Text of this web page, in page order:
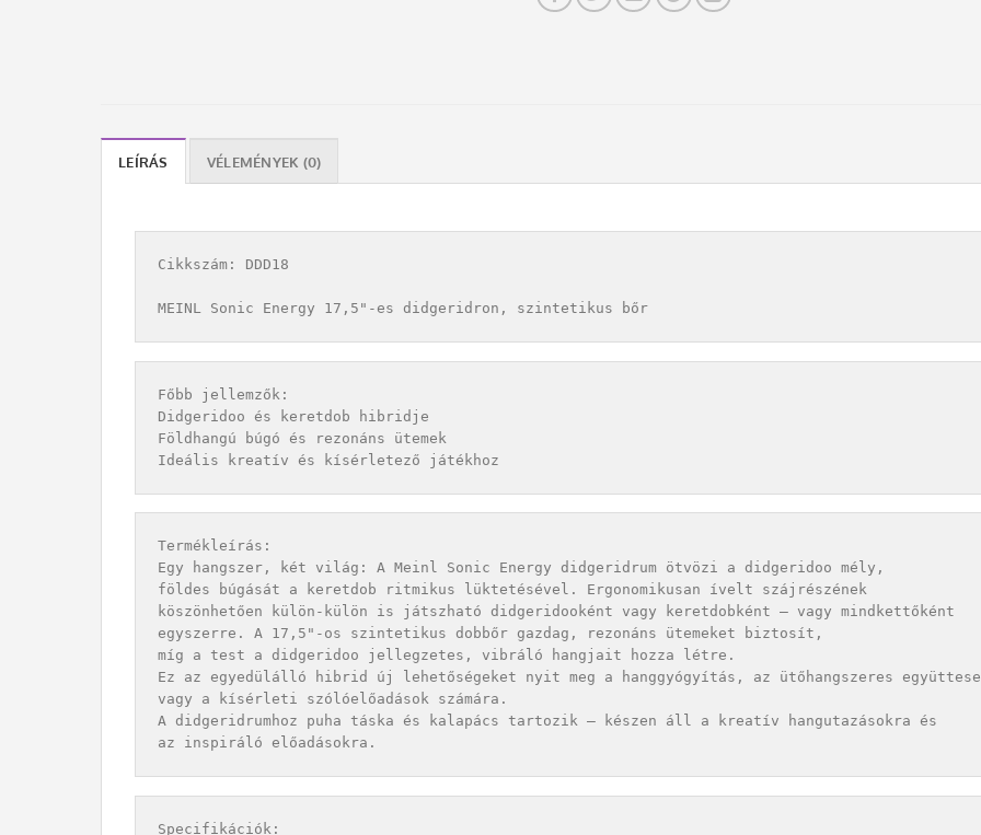
LEÍRÁS VÉLEMÉNYEK (0)
Cikkszám: DDD18
Főbb jellemzők:
Didgeridoo és keretdob hibridje
Földhangú búgó és rezonáns ütemek
Termékleírás:
Egy hangszer, két világ: A Meinl Sonic Energy didgeridrum ötvözi a didgeridoo mély,
földes búgását a keretdob ritmikus lüktetésével. Ergonomikusan ívelt szájrészének
köszönhetően külön-külön is játszható didgeridooként vagy keretdobként – vagy mindkettőként
egyszerre. A 17,5"-os szintetikus dobbőr gazdag, rezonáns ütemeket biztosít,
míg a test a didgeridoo jellegzetes, vibráló hangjait hozza létre.
Ez az egyedülálló hibrid új lehetőségeket nyit meg a hanggyógyítás, az ütőhangszeres
vagy a kísérleti szólóelőadások számára.
A didgeridrumhoz puha táska és kalapács tartozik – készen áll a kreatív hangutazásokra és
Specifikációk: